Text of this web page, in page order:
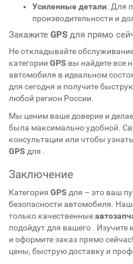
Усиленные детали. Для
производительности и
Закажите GPS для прямо
Не откладывайте
категории GPS вы найдете все
автомобиля в идеальном
для сегодня и получите
любой регион России.
Мы ценим ваше доверие и
была максимально удобной.
консультации или чтобы
GPS для .
Заключение
Категория GPS для – это ваш
безопасности автомобиля. Наш
только качественные
подойдут для вашего . Изучите
и оформите заказ прямо
цены, быструю доставку и